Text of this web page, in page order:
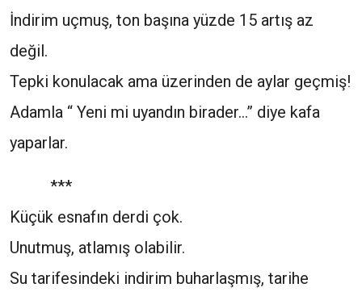
İndirim uçmuş, ton başına yüzde 15 artış az
değil.
Tepki konulacak ama üzerinden de aylar geçmiş!
Adamla “ Yeni mi uyandın birader…” diye kafa
yaparlar.
***
Küçük esnafın derdi çok.
Unutmuş, atlamış olabilir.
Su tarifesindeki indirim buharlaşmış, tarihe